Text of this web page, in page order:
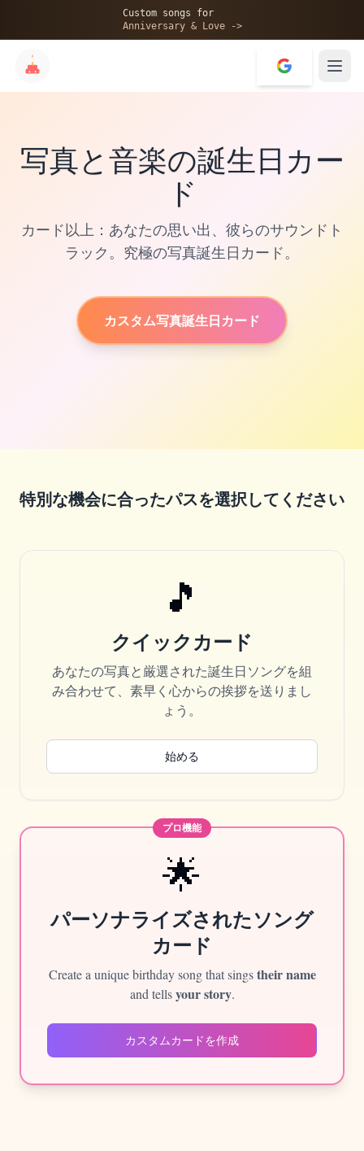
Custom songs for
Anniversary & Love ->
💝
写真と音楽の誕生日カー
ド
カード以上：あなたの思い出、彼らのサウンドト
ラック。究極の写真誕生日カード。
カスタム写真誕生日カード
Click to Play
特別な機会に合ったパスを選択してください
🎵
クイックカード
あなたの写真と厳選された誕生日ソングを組
み合わせて、素早く心からの挨拶を送りまし
ょう。
始める
プロ機能
🌟
パーソナライズされたソング
カード
Create a unique birthday song that singstheir name
and tellsyour story.
カスタムカードを作成